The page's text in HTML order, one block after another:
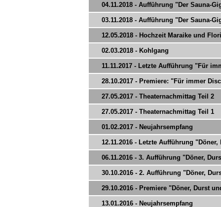
04.11.2018 - Aufführung "Der Sauna-
03.11.2018 - Aufführung "Der Sauna-
12.05.2018 - Hochzeit Maraike und
02.03.2018 - Kohlgang
11.11.2017 - Letzte Aufführung "Für
28.10.2017 - Premiere: "Für immer
27.05.2017 - Theaternachmittag Teil 2
27.05.2017 - Theaternachmittag Teil 1
01.02.2017 - Neujahrsempfang
12.11.2016 - Letzte Aufführung
06.11.2016 - 3. Aufführung "Döner,
30.10.2016 - 2. Aufführung "Döner,
29.10.2016 - Premiere "Döner, Durst
13.01.2016 - Neujahrsempfang